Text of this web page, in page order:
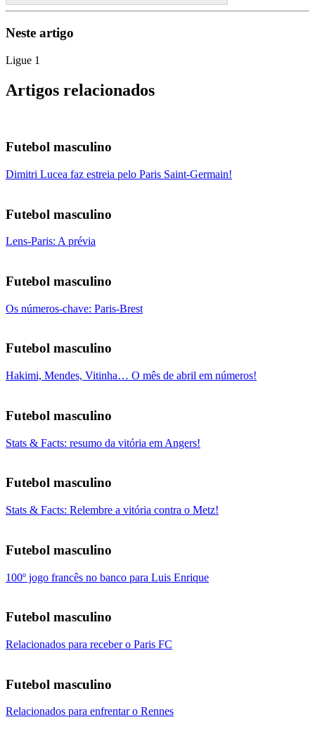
Neste artigo
Ligue 1
Artigos relacionados
Futebol masculino
Dimitri Lucea faz estreia pelo Paris Saint-Germain!
Futebol masculino
Lens-Paris: A prévia
Futebol masculino
Os números-chave: Paris-Brest
Futebol masculino
Hakimi, Mendes, Vitinha… O mês de abril em números!
Futebol masculino
Stats & Facts: resumo da vitória em Angers!
Futebol masculino
Stats & Facts: Relembre a vitória contra o Metz!
Futebol masculino
100º jogo francês no banco para Luis Enrique
Futebol masculino
Relacionados para receber o Paris FC
Futebol masculino
Relacionados para enfrentar o Rennes